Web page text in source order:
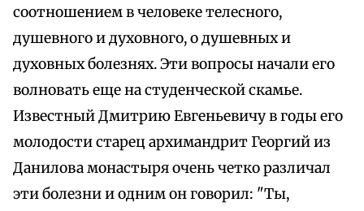
соотношением в человеке телесного,
душевного и духовного, о душевных и
духовных болезнях. Эти вопросы начали его
волновать еще на студенческой скамье.
Известный Дмитрию Евгеньевичу в годы его
молодости старец архимандрит Георгий из
Данилова монастыря очень четко различал
эти болезни и одним он говорил: "Ты,